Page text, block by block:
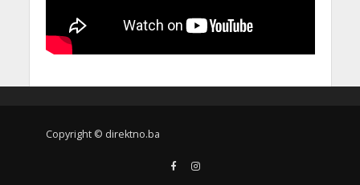
Copyright © direktno.ba